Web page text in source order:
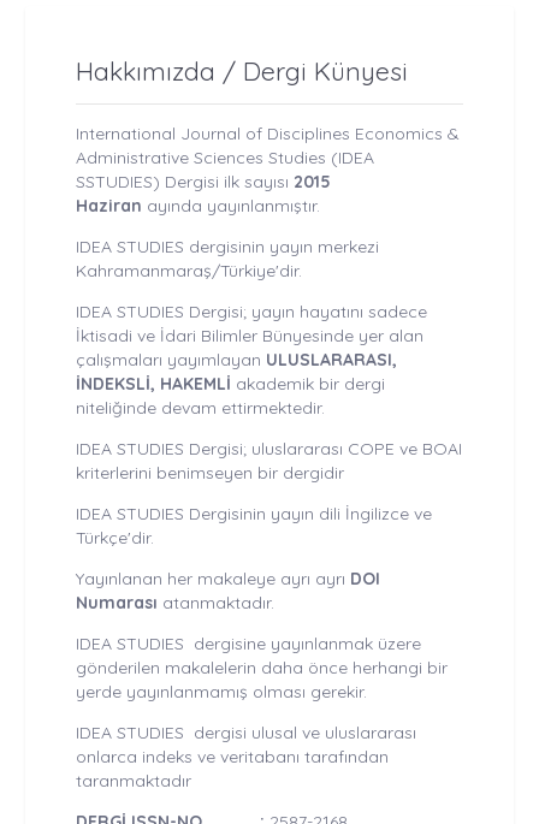
Hakkımızda / Dergi Künyesi
International Journal of Disciplines Economics &
Administrative Sciences Studies (IDEA
SSTUDIES) Dergisi ilk sayısı 2015
Haziran ayında yayınlanmıştır.
IDEA STUDIES dergisinin yayın merkezi
Kahramanmaraş/Türkiye'dir.
IDEA STUDIES Dergisi; yayın hayatını sadece
İktisadi ve İdari Bilimler Bünyesinde yer alan
çalışmaları yayımlayan ULUSLARARASI,
İNDEKSLİ, HAKEMLİ akademik bir dergi
niteliğinde devam ettirmektedir.
IDEA STUDIES Dergisi; uluslararası COPE ve BOAI
kriterlerini benimseyen bir dergidir
IDEA STUDIES Dergisinin yayın dili İngilizce ve
Türkçe'dir.
Yayınlanan her makaleye ayrı ayrı DOI
Numarası atanmaktadır.
IDEA STUDIES dergisine yayınlanmak üzere
gönderilen makalelerin daha önce herhangi bir
yerde yayınlanmamış olması gerekir.
IDEA STUDIES dergisi ulusal ve uluslararası
onlarca indeks ve veritabanı tarafından
taranmaktadır